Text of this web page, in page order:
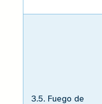
3.5. Fuego de